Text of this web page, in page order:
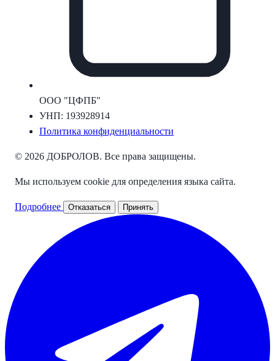
ООО "ЦФПБ"
УНП: 193928914
Политика конфиденциальности
© 2026 ДОБРОЛОВ. Все права защищены.
Мы используем cookie для определения языка сайта.
Подробнее Отказаться Принять